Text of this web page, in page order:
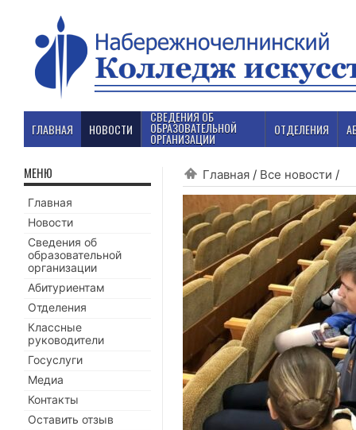
ГЛАВНАЯ НОВОСТИ
СВЕДЕНИЯ ОБ
ОБРАЗОВАТЕЛЬНОЙ
ОРГАНИЗАЦИИ
ОТДЕЛЕНИЯ
Главная / Все новости /
МЕНЮ
Главная
Новости
Сведения об
образовательной
организации
Абитуриентам
Отделения
Классные
руководители
Госуслуги
Медиа
Контакты
Оставить отзыв